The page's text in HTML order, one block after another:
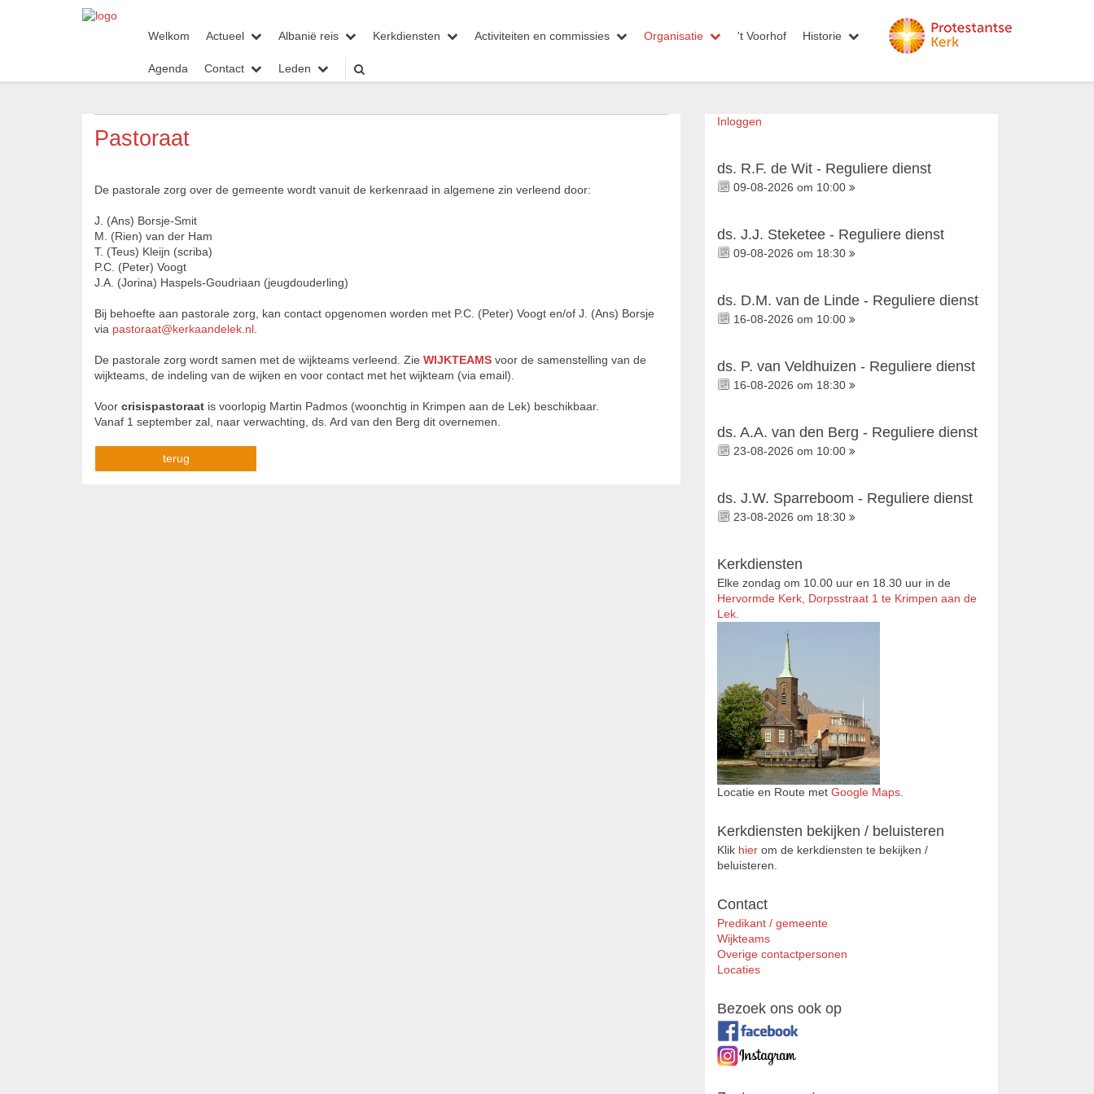
Welkom Actueel Albanië reis Kerkdiensten Activiteiten en commissies Organisatie 't Voorhof Historie
Agenda Contact Leden
Pastoraat
De pastorale zorg over de gemeente wordt vanuit de kerkenraad in algemene zin verleend door:
J. (Ans) Borsje-Smit
M. (Rien) van der Ham
T. (Teus) Kleijn (scriba)
P.C. (Peter) Voogt
J.A. (Jorina) Haspels-Goudriaan (jeugdouderling)
Bij behoefte aan pastorale zorg, kan contact opgenomen worden met P.C. (Peter) Voogt en/of J. (Ans) Borsje
via pastoraat@kerkaandelek.nl .
De pastorale zorg wordt samen met de wijkteams verleend. Zie WIJKTEAMS voor de samenstelling van de
wijkteams, de indeling van de wijken en voor contact met het wijkteam (via email).
Voor crisispastoraat is voorlopig Martin Padmos (woonchtig in Krimpen aan de Lek) beschikbaar.
Vanaf 1 september zal, naar verwachting, ds. Ard van den Berg dit overnemen.
terug
Inloggen
ds. R.F. de Wit - Reguliere dienst
09-08-2026 om 10:00
ds. J.J. Steketee - Reguliere dienst
09-08-2026 om 18:30
ds. D.M. van de Linde - Reguliere dienst
16-08-2026 om 10:00
ds. P. van Veldhuizen - Reguliere dienst
16-08-2026 om 18:30
ds. A.A. van den Berg - Reguliere dienst
23-08-2026 om 10:00
ds. J.W. Sparreboom - Reguliere dienst
23-08-2026 om 18:30
Kerkdiensten
Elke zondag om 10.00 uur en 18.30 uur in de
Hervormde Kerk, Dorpsstraat 1 te Krimpen aan de
Lek.
Locatie en Route metGoogle Maps.
Kerkdiensten bekijken / beluisteren
Klik hier om de kerkdiensten te bekijken /
beluisteren.
Contact
Predikant / gemeente
Wijkteams
Overige contactpersonen
Locaties
Bezoek ons ook op